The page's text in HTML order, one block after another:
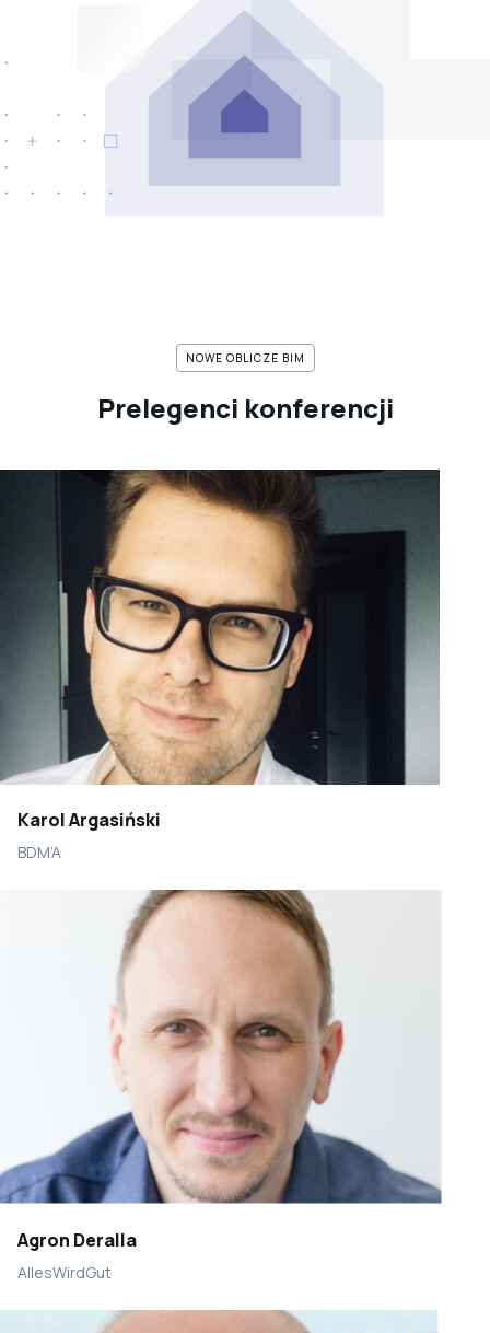
NOWE OBLICZE BIM
Prelegenci konferencji
Karol Argasiński
BDM’A
Agron Deralla
AllesWirdGut